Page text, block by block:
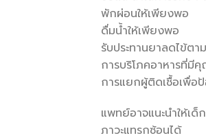
พักผ่อนให้เพียงพอ
ดื่มน้ำให้เพียงพอ
รับประทานยาลดไข้ต
การบริโภคอาหารที่มี
การแยกผู้ติดเชื้อเพื่อ
แพทย์อาจแนะนำให้เ
ภาวะแทรกซ้อนได้